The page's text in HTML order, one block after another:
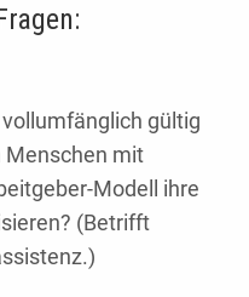
gültig
mit
Modell ihre
(Betrifft